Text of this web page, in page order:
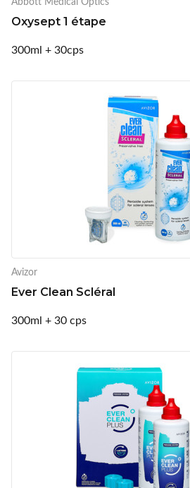
Oxysept 1 étape
300ml + 30cps
Avizor
Ever Clean Scléral
300ml + 30 cps